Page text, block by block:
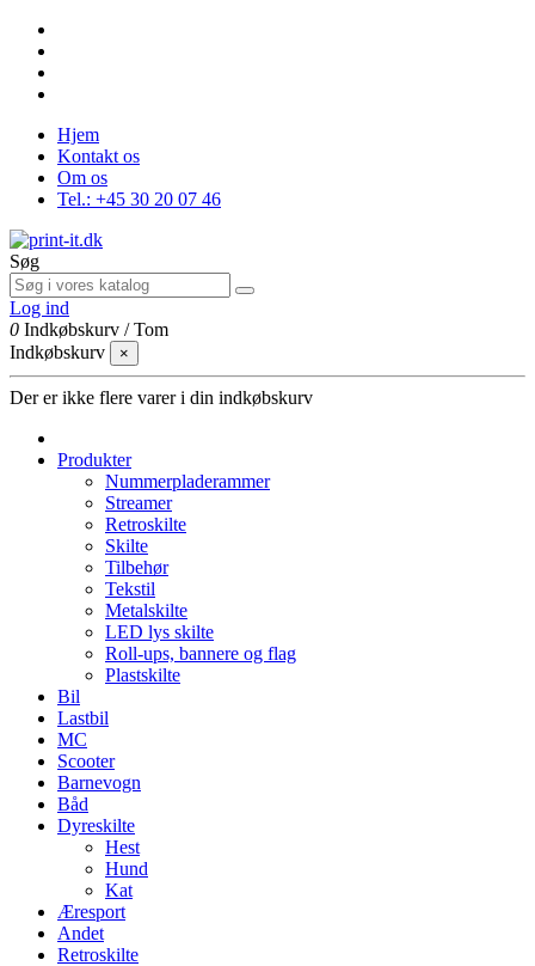
Hjem
Kontakt os
Om os
Tel.: +45 30 20 07 46
Søg
Log ind
0 Indkøbskurv /Tom
Indkøbskurv
×
Der er ikke flere varer i din indkøbskurv
Produkter
Nummerpladerammer
Streamer
Retroskilte
Skilte
Tilbehør
Tekstil
Metalskilte
LED lys skilte
Roll-ups, bannere og flag
Plastskilte
Bil
Lastbil
MC
Scooter
Barnevogn
Båd
Dyreskilte
Hest
Hund
Kat
Æresport
Andet
Retroskilte